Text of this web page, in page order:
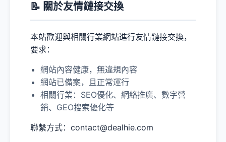
📝 關於友情鏈接交換
本站歡迎與相關行業網站進行友情鏈接交換，
要求：
網站內容健康，無違規內容
網站已備案，且正常運行
相關行業：SEO優化、網絡推廣、數字營
銷、GEO搜索優化等
聯繫方式：contact@dealhie.com